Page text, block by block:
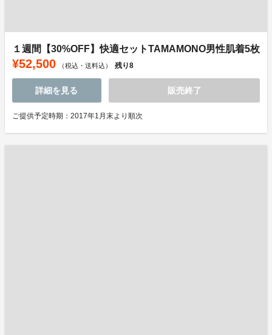
１週間【30%OFF】快適セットTAMAMONO男性肌着5枚
¥52,500 （税込・送料込） 残り8
詳細を見る 販売終了
ご提供予定時期：2017年1月末より順次